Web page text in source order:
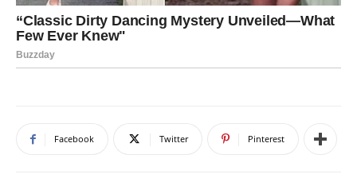
Facebook Twitter Pinterest